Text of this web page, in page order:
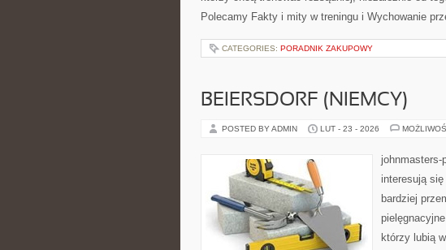
Polecamy Fakty i mity w treningu i Wychowanie
CATEGORIES: PORADNIK ZAKUPOWY
BEIERSDORF (NIEMCY)
POSTED BY ADMIN LUT - 23 - 2026
interesują
bardziej
którzy lubią